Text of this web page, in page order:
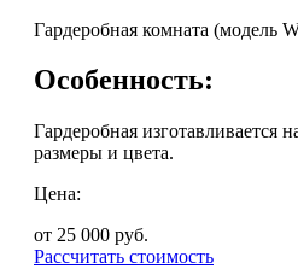
Гардеробная комната (модель
Особенность:
Гардеробная изготавливается
размеры и цвета.
Цена:
от 25 000 руб.
Рассчитать стоимость